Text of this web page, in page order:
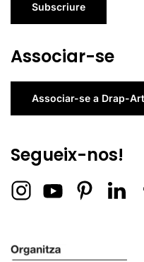
Subscriure
Associar-se
Associar-se a Drap-Art
Segueix-nos!